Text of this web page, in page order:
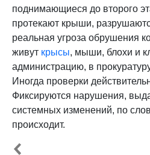
поднимающиеся до второго
протекают крыши,
реальная угроза обрушения
живут крысы, мыши, блохи и
администрацию, в
Иногда проверки
Фиксируются нарушения,
системных изменений, по
происходит.